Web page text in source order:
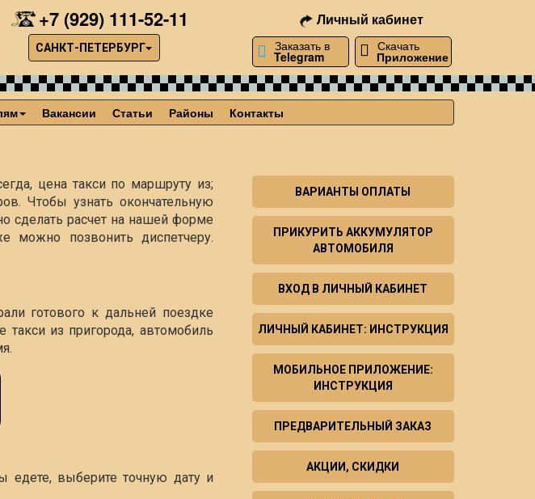
+7 (929) 111-52-11
САНКТ-ПЕТЕРБУРГ
Личный кабинет
Заказать в
Telegram
Скачать
Приложение
Вакансии Статьи Районы Контакты
цена такси по маршруту из;
Чтобы узнать окончательную
сделать расчет на нашей форме
можно позвонить диспетчеру.
готового к дальней поездке
из пригорода, автомобиль
едете, выберите точную дату и
ВАРИАНТЫ ОПЛАТЫ
ПРИКУРИТЬ АККУМУЛЯТОР
АВТОМОБИЛЯ
ВХОД В ЛИЧНЫЙ КАБИНЕТ
ЛИЧНЫЙ КАБИНЕТ: ИНСТРУКЦИЯ
МОБИЛЬНОЕ ПРИЛОЖЕНИЕ:
ИНСТРУКЦИЯ
ПРЕДВАРИТЕЛЬНЫЙ ЗАКАЗ
АКЦИИ, СКИДКИ